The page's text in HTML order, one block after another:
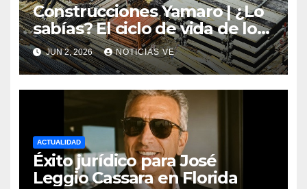
Construcciones Yamaro | ¿Lo
sabías? El ciclo de vida de los
materiales de construcción
revoluciona eficiencia en
proyectos modernos
JUN 2, 2026 NOTICIAS VE
ACTUALIDAD
Éxito jurídico para José
Leggio Cassara en Florida